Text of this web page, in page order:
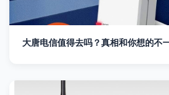
大唐电信值得去吗？真相和你想的不